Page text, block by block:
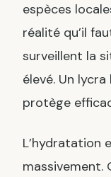
espèces
réalité qu’il
surveillent la
élevé. Un
protège
L’hydratation
massivement.